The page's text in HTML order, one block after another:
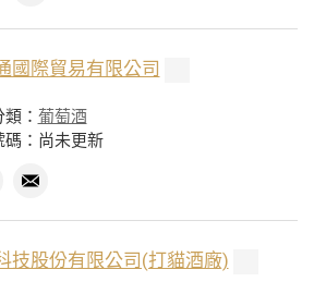
國際貿易有限公司
： 葡萄酒
碼：尚未更新
技股份有限公司(打貓酒廠)